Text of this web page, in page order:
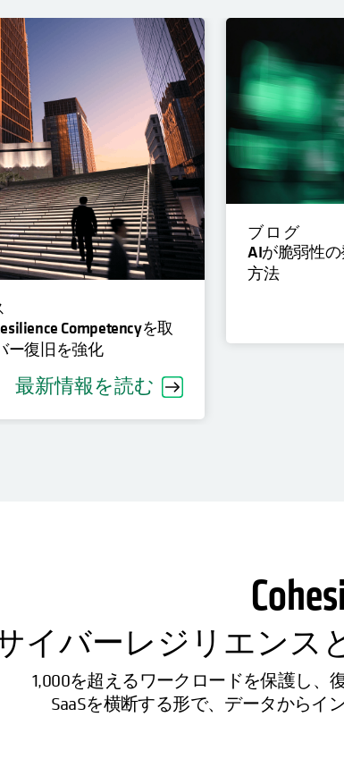
Competencyを取
ー復旧を強化
最新情報を読む
ブログ
AIが脆弱性
方法
イバーレジリエンス
1,000を超えるワークロードを保護し、
SaaSを横断する形で、データからイ